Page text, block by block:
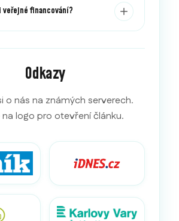
veřejné financování?
Odkazy
o nás na známých serverech.
na logo pro otevření článku.